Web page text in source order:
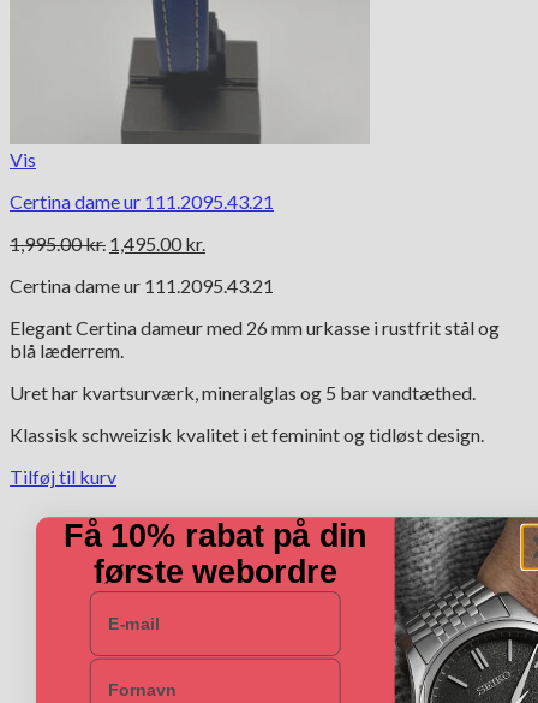
Vis
Certina dame ur 111.2095.43.21
1,995.00kr. Den
pris
1,995.00 kr..
1,495.00 kr.
pris
1,495.00 kr..
Certina dame ur 111.2095.43.21
Elegant Certina dameur med 26 mm urkasse i rustfrit stål og
blå læderrem.
Uret har kvartsurværk, mineralglas og 5 bar vandtæthed.
Klassisk schweizisk kvalitet i et feminint og tidløst design.
Tilføj til kurv
Få 10% rabat på din
første webordre
E-mail
Navn